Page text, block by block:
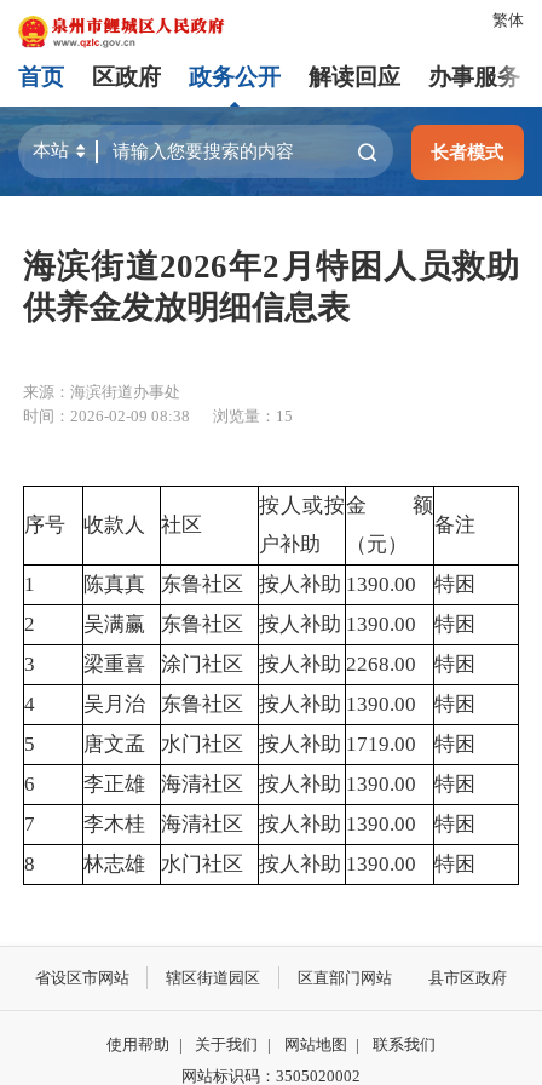
繁体
首页 区政府 政务公开 解读回应 办事服务
长者模式
海滨街道2026年2月特困人员救助
供养金发放明细信息表
来源：海滨街道办事处
时间：2026-02-09 08:38
浏览量： 15
序号 收款人 社区
按人或按
户补助
金额
（元）
备注
1 陈真真 东鲁社区 按人补助 1390.00
特困
2
吴满赢 东鲁社区 按人补助 1390.00
特困
3
梁重喜 涂门社区 按人补助 2268.00
特困
4
吴月治 东鲁社区 按人补助 1390.00
特困
5
唐文孟 水门社区 按人补助 1719.00
特困
6
李正雄 海清社区 按人补助 1390.00
特困
7
李木桂 海清社区 按人补助 1390.00
特困
8
林志雄 水门社区 按人补助 1390.00 特困
省设区市网站 辖区街道园区 区直部门网站 县市区政府
使用帮助 | 关于我们 | 网站地图 |
联系我们
网站标识码：3505020002